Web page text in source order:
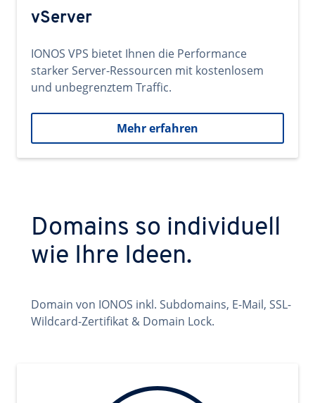
vServer
IONOS VPS bietet Ihnen die Performance
starker Server-Ressourcen mit kostenlosem
und unbegrenztem Traffic.
Mehr erfahren
Domains so individuell
wie Ihre Ideen.
Domain von IONOS inkl. Subdomains, E-Mail, SSL-
Wildcard-Zertifikat & Domain Lock.